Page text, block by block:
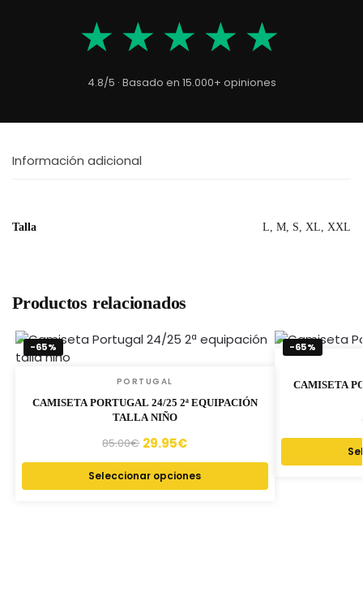
★★★★★
4.8/5 · Basado en 15.000+ opiniones
Información adicional
Talla L, M, S, XL, XXL
Productos relacionados
-65%
PORTUGAL
CAMISETA PORTUGAL 24/25 2ª EQUIPACIÓN
TALLA NIÑO
85.00€ 29.95€
Seleccionar opciones
-65%
CAMISETA